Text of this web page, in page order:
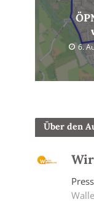
6.
Über den